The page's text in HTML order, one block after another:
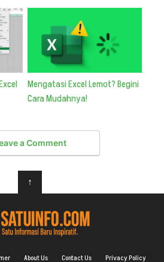
Mengatasi Excel Lemot? Begini
Cara Mudahnya!
a Comment
↑
About Us Contact Us Privacy Policy